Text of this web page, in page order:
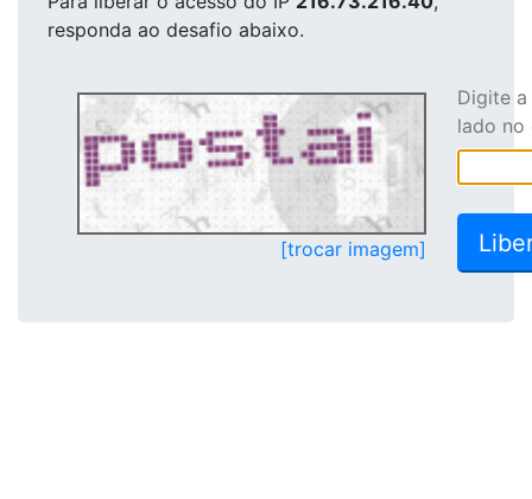
responda ao desafio abaixo.
[trocar imagem]
Digite
lado no